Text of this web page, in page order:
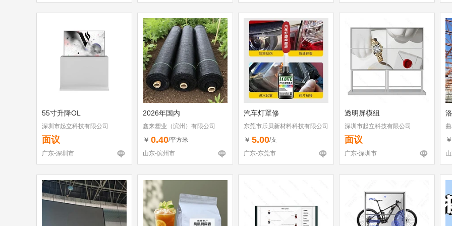
55寸升降OL
深圳市起立科技有限公司
面议
广东-深圳市
2026年国内
鑫来塑业（滨州）有限公司
￥ 0.40/平方米
山东-滨州市
汽车灯罩修
东莞市乐贝新材料科技有限公司
￥ 5.00/支
广东-东莞市
透明屏模组
深圳市起立科技有限公司
面议
广东-深圳市
￥